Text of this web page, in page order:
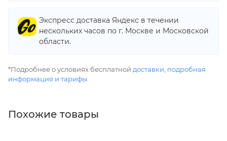
Экспресс доставка Яндекс в течении
нескольких часов по г. Москве и Московской
области.
*Подробнее о условиях бесплатной доставки подробная
информация и тарифы
Похожие товары